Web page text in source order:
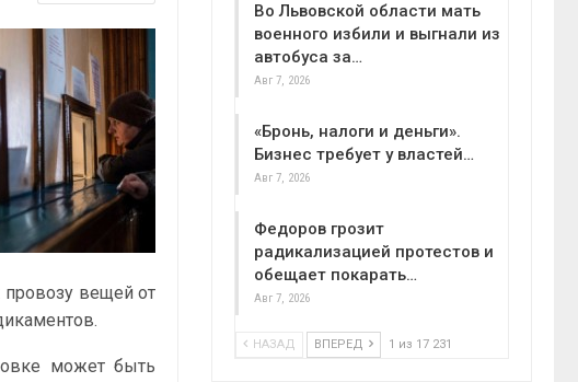
вещей от
может быть
Во Львовской области мать
военного избили и выгнали из
автобуса за…
Авг 7, 2026
«Бронь, налоги и деньги».
Бизнес требует у властей…
Авг 7, 2026
Федоров грозит
радикализацией протестов и
обещает покарать…
Авг 7, 2026
НАЗАД ВПЕРЕД 1 из 17 231